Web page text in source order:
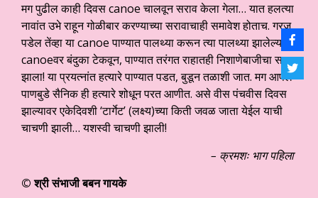
मग पुढील काही दिवस canoe चालवून सराव केला गेला… यात हलत्या
नावांत उभे राहून गोळीबार करण्याच्या सरावाचाही समावेश होताच. गरज
पडेल तेंव्हा या canoe पाण्यात पालथ्या करून त्या पालथ्या झालेल्या
canoeवर बंदुका टेकवून, पाण्यात तरंगत राहातही निशाणेबाजीचा सराव
झाला! या प्रयत्नांत हत्यारे पाण्यात पडत, बुडून तळाशी जात. मग आपले
पाणबुडे सैनिक ही हत्यारे शोधून परत आणीत. असे वीस पंचवीस दिवस
झाल्यावर एकेदिवशी ‘टार्गेट’ (लक्ष्य)च्या किती जवळ जाता येईल याची
चाचणी झाली… यशस्वी चाचणी झाली!
– क्रमशः भाग पहिला
© श्री संभाजी बबन गायके